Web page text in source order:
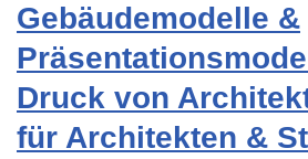
Gebäudemodelle &
Druck von
für Architekten &